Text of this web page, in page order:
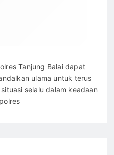
Tanjung Balai dapat
ulama untuk terus
selalu dalam keadaan